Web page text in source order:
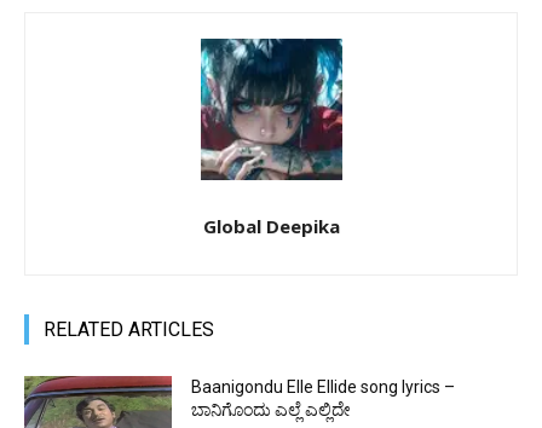
Global Deepika
RELATED ARTICLES
Baanigondu Elle Ellide song lyrics –
ಬಾನಿಗೊಂದು ಎಲ್ಲೆ ಎಲ್ಲಿದೇ